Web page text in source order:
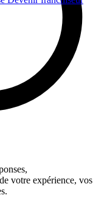
votre expérience, vos